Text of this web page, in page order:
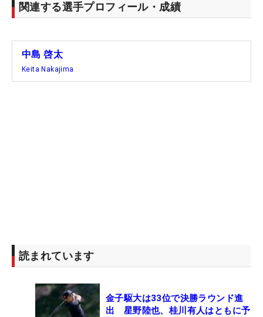
関連する選手プロフィール・成績
中島 啓太
Keita Nakajima
読まれています
金子駆大は33位で決勝ラウンド進
出 星野陸也、桂川有人はともに予